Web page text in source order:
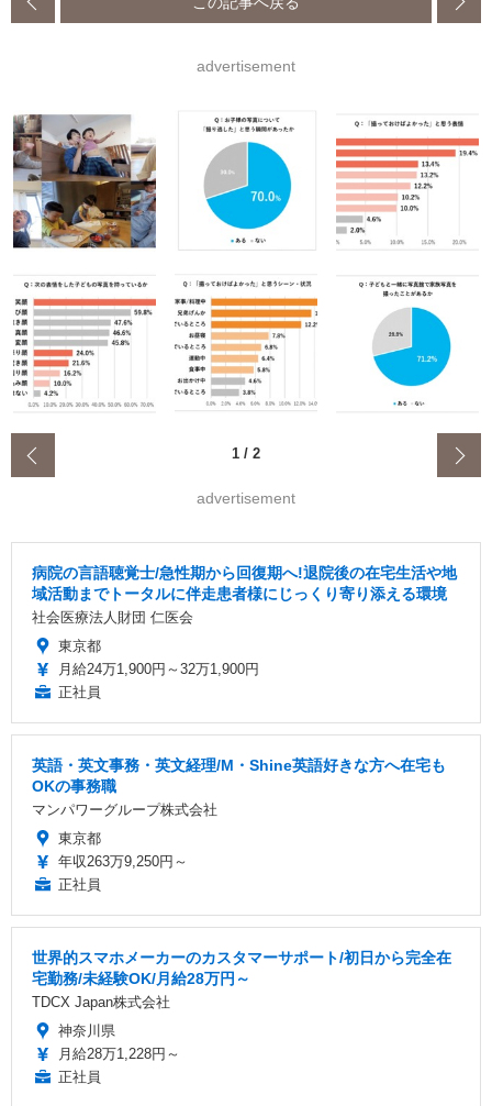
advertisement
1 / 2
advertisement
病院の言語聴覚士/急性期から回復期へ!退院後の在宅生活や地
域活動までトータルに伴走患者様にじっくり寄り添える環境
社会医療法人財団 仁医会
東京都
月給24万1,900円～32万1,900円
正社員
英語・英文事務・英文経理/M・Shine英語好きな方へ在宅も
OKの事務職
マンパワーグループ株式会社
東京都
年収263万9,250円～
正社員
世界的スマホメーカーのカスタマーサポート/初日から完全在
宅勤務/未経験OK/月給28万円～
TDCX Japan株式会社
神奈川県
月給28万1,228円～
正社員